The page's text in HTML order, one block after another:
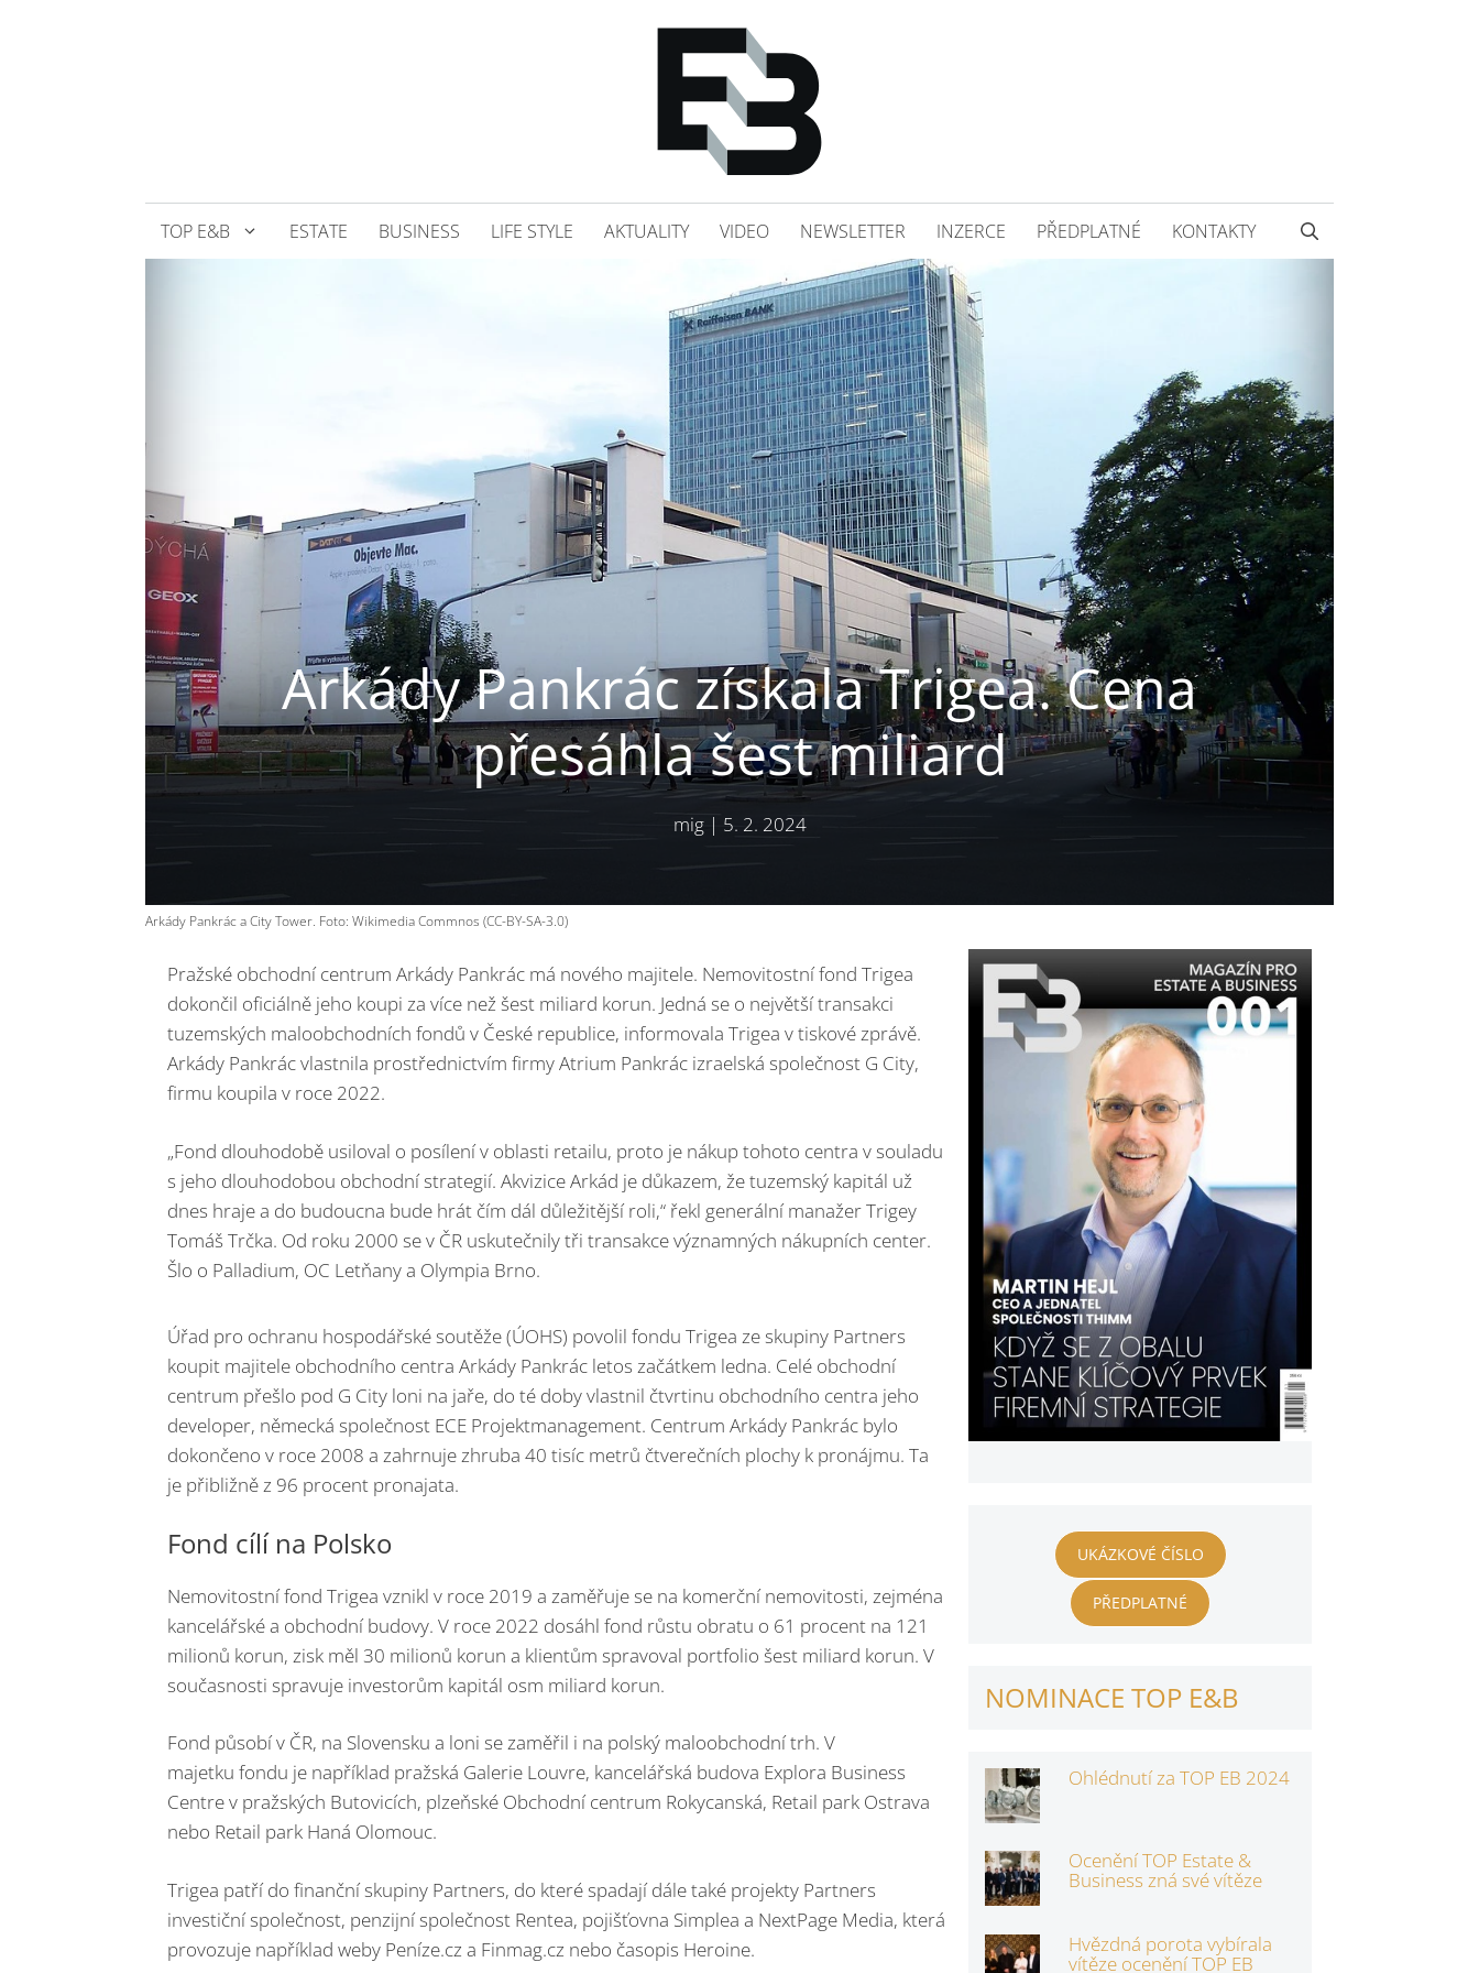
TOP E&B ESTATE BUSINESS LIFE STYLE AKTUALITY VIDEO NEWSLETTER INZERCE PŘEDPLATNÉ KONTAKTY
Arkády Pankrác získala Trigea. Cena
přesáhla šest miliard
mig| 5. 2. 2024
Arkády Pankrác a City Tower. Foto: Wikimedia Commnos (CC-BY-SA-3.0)
Pražské obchodní centrum Arkády Pankrác má nového majitele. Nemovitostní fond Trigea
dokončil oficiálně jeho koupi za více než šest miliard korun. Jedná se o největší transakci
tuzemských maloobchodních fondů v České republice, informovala Trigea v tiskové zprávě.
Arkády Pankrác vlastnila prostřednictvím firmy Atrium Pankrác izraelská společnost G City,
firmu koupila v roce 2022.
„Fond dlouhodobě usiloval o posílení v oblasti retailu, proto je nákup tohoto centra v souladu
s jeho dlouhodobou obchodní strategií. Akvizice Arkád je důkazem, že tuzemský kapitál už
dnes hraje a do budoucna bude hrát čím dál důležitější roli,“ řekl generální manažer Trigey
Tomáš Trčka. Od roku 2000 se v ČR uskutečnily tři transakce významných nákupních center.
Šlo o Palladium, OC Letňany a Olympia Brno.
Úřad pro ochranu hospodářské soutěže (ÚOHS) povolil fondu Trigea ze skupiny Partners
koupit majitele obchodního centra Arkády Pankrác letos začátkem ledna. Celé obchodní
centrum přešlo pod G City loni na jaře, do té doby vlastnil čtvrtinu obchodního centra jeho
developer, německá společnost ECE Projektmanagement. Centrum Arkády Pankrác bylo
dokončeno v roce 2008 a zahrnuje zhruba 40 tisíc metrů čtverečních plochy k pronájmu. Ta
je přibližně z 96 procent pronajata.
Fond cílí na Polsko
Nemovitostní fond Trigea vznikl v roce 2019 a zaměřuje se na komerční nemovitosti, zejména
kancelářské a obchodní budovy. V roce 2022 dosáhl fond růstu obratu o 61 procent na 121
milionů korun, zisk měl 30 milionů korun a klientům spravoval portfolio šest miliard korun. V
současnosti spravuje investorům kapitál osm miliard korun.
Fond působí v ČR, na Slovensku a loni se zaměřil i na polský maloobchodní trh. V
majetku fondu je například pražská Galerie Louvre, kancelářská budova Explora Business
Centre v pražských Butovicích, plzeňské Obchodní centrum Rokycanská, Retail park Ostrava
nebo Retail park Haná Olomouc.
Trigea patří do finanční skupiny Partners, do které spadají dále také projekty Partners
investiční společnost, penzijní společnost Rentea, pojišťovna Simplea a NextPage Media, která
provozuje například weby Peníze.cz a Finmag.cz nebo časopis Heroine.
UKÁZKOVÉ ČÍSLO
PŘEDPLATNÉ
NOMINACE TOP E&B
Ohlédnutí za TOP EB 2024
Ocenění TOP Estate &
Business zná své vítěze
Hvězdná porota vybírala
vítěze ocenění TOP EB